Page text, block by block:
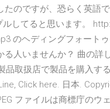
たのですが、恐らく英語
ルしてると思います。
のヘディングフォート
る人いませんか？ 曲の詳
品取扱店で製品を購入す
Click here. 日本.
ファイルは商標庁のウ